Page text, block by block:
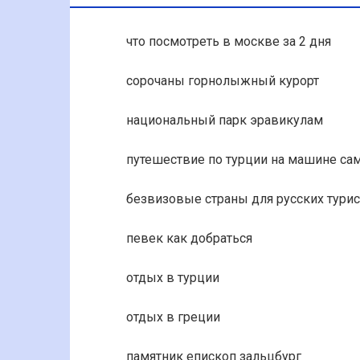
что посмотреть в москве за 2 дня
сорочаны горнолыжный курорт
национальный парк эравикулам
путешествие по турции на машине
безвизовые страны для русских
певек как добраться
отдых в турции
отдых в греции
памятник епископ зальцбург